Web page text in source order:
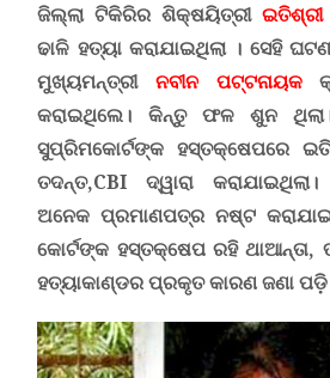
ଜିଲ୍ଲା ଟିକିରିର ଶିକ୍ଷୟିତ୍ରୀ
ଢାଳି ହତ୍ୟା କରାଯାଇଥିଲା। ସେହି
ମୁଖ୍ୟମନ୍ତ୍ରୀ ନବୀନ ପଟ୍ଟନାୟକ
କରାଇଥିଲେ। କିନ୍ତୁ ଫଳ ଶୁନ
ସୁପ୍ରିମକୋର୍ଟଙ୍କ ହସ୍ତକ୍ଷେପରେ
ତଦନ୍ତ,CBIଦ୍ୱାରା କରାଯାଇଥ
ଅନେକ ପ୍ରମାଣପତ୍ର ନଷ୍ଟ
କୋର୍ଟଙ୍କ ହସ୍ତକ୍ଷେପ ରହି ଥାଆନ୍ତା,
ହତ୍ୟାକାଣ୍ଡର ପ୍ରକୃତ କାରଣ ଜଣା ପଡ଼ି